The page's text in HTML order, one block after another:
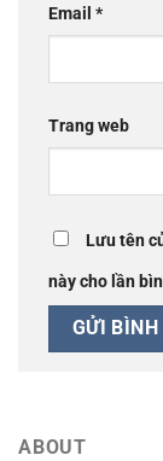
Email *
Trang web
Lưu tên
này cho lần
ABOUT